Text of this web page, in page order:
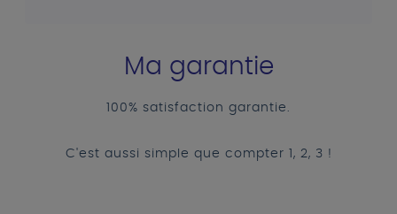
Ma garantie
100% satisfaction garantie.
C'est aussi simple que compter 1, 2, 3 !